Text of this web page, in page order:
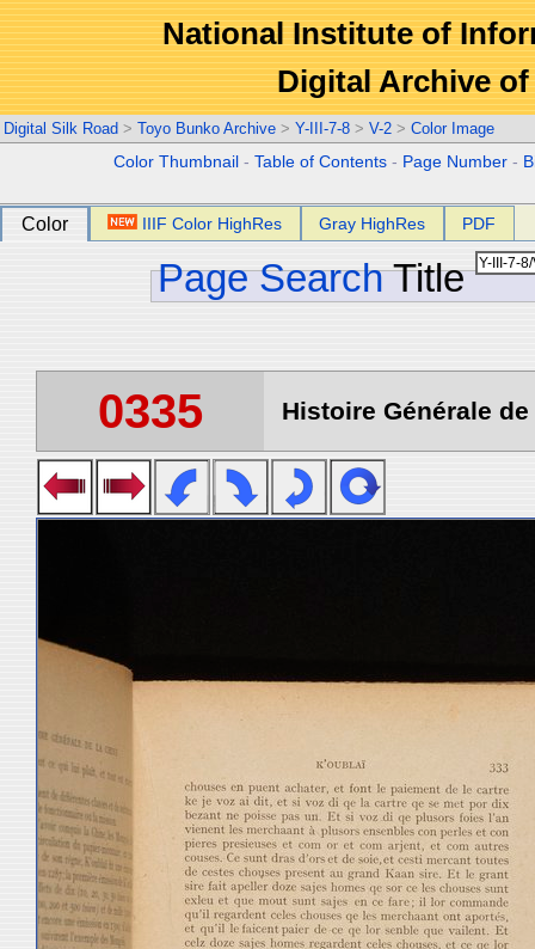
National Institute of
Digital Archive
Digital Silk Road > Toyo Bunko Archive > Y-III-7-8 > V-2 > Color Image
Color Thumbnail -Table of Contents - Page Number -
Color IIIF Color HighRes Gray HighRes PDF
Page Search Title
0335 Histoire Générale